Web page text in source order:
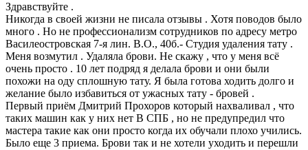
Здравствуйте .
Никогда в своей жизни не писала отзывы . Хотя поводов было
много . Но не профессионализм сотрудников по адресу метро
Василеостровская 7-я лин. В.О., 40б.- Студия удаления тату .
Меня возмутил . Удаляла брови. Не скажу , что у меня всё
очень просто . 10 лет подряд я делала брови и они были
похожи на оду сплошную тату. Я была готова ходить долго и
желание было избавиться от ужасных тату - бровей .
Первый приём Дмитрий Прохоров который нахваливал , что
таких машин как у них нет В СПБ , но не предупредил что
мастера такие как они просто когда их обучали плохо учились.
Было еще 3 приема. Брови так и не хотели уходить и перешли